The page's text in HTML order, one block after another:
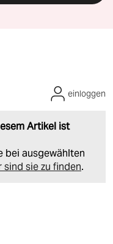
Artikel ist
bei ausgewählten
sind sie zu finden.
einloggen